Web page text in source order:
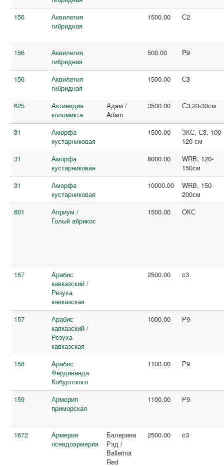
156
Аквилегия
гибридная
1500.00 С2
156
Аквилегия
гибридная
500.00 P9
156
Аквилегия
гибридная
1500.00 С3
625
Актинидия
коломикта
Адам /
Adam
3500.00 С3,20-30см
31
Аморфа
кустарниковая
1500.00
ЗКС, С3, 100-
120 см
31
Аморфа
кустарниковая
8000.00
WRB, 120-
150см
31
Аморфа
кустарниковая
10000.00
WRB, 150-
200см
601
Априум /
Голый абрикос
1500.00 ОКС
157
Арабис
кавказский /
Резуха
кавказская
2500.00 c3
157
Арабис
кавказский /
Резуха
кавказская
1000.00 Р9
158
Арабис
Фердинанда
Кобургского
1100.00 Р9
159
Армерия
приморская
1100.00 Р9
1672
Армерия
псевдоармерия
Балерина
Рэд /
Ballerina
Red
2500.00 c3